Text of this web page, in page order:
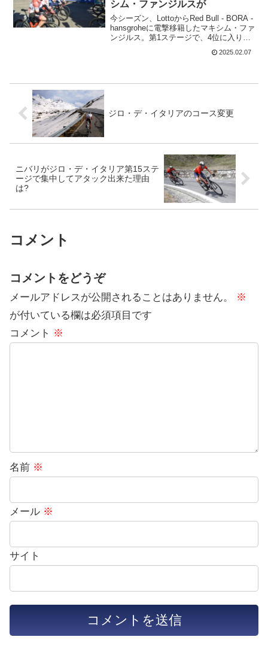
シム・ファンジルスが
今シーズン、LottoからRed Bull - BORA -
hansgroheに電撃移籍したマキシム・ファ
ンジルス。第1ステージで、4位に入り総
ファンジルスが、車の乱入で落車。リタ
2025.02.07
ジロ・デ・イタリアのコース変更
ニバリがジロ・デ・イタリア第15ステ
ージで集中してアタック出来た理由
は?
コメント
コメントをどうぞ
メールアドレスが公開されることはありません。
※
が付いている欄は必須項目です
コメント ※
名前 ※
メール ※
サイト